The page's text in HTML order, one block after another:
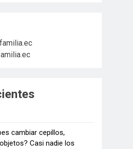
cambiar cepillos,
Casi nadie los